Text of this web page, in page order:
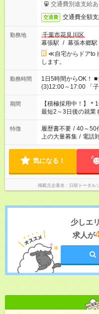
交通費別途支給あ
交通費 交通費全額
勤務地
千葉市花見川区
幕張駅 / 幕張本郷駅
≪自宅からドアto
します。
勤務時間
1日5時間からOK！ ■シフト例 (1)8:00～13:00 (2)10:00～15:00
(3)12:00～17:00 「子どもたちが学校に行く間だけ働きたい」
「余裕を持って夕飯
はプライベートの
いね。 ※Wワーク希望の方へ 今ご覧のお仕事で希望する勤務時
間と、もう1つのお
場合は応募できませ
期間
【積極採用中！】
最短2～3日後の就業
特徴 履歴書不要 / 40～50
上の大量募集 / 電話
気になる！
掲載元企業名 日研トータル
少しエ
求人が